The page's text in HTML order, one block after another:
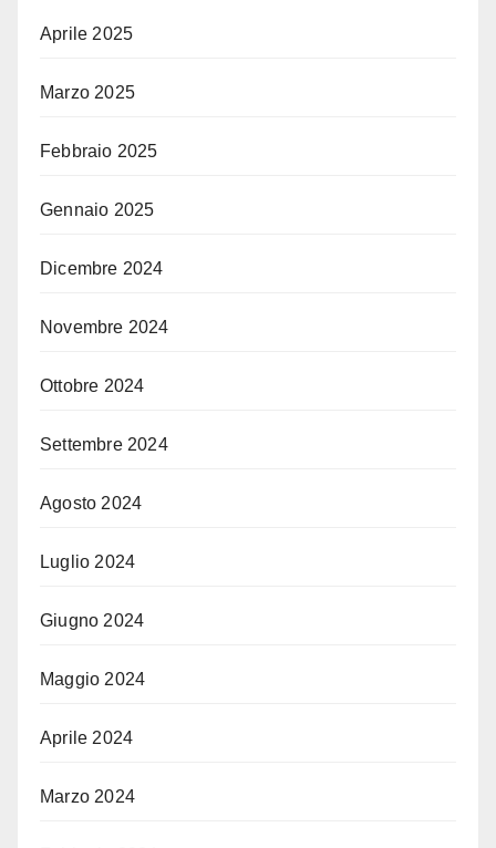
Aprile 2025
Marzo 2025
Febbraio 2025
Gennaio 2025
Dicembre 2024
Novembre 2024
Ottobre 2024
Settembre 2024
Agosto 2024
Luglio 2024
Giugno 2024
Maggio 2024
Aprile 2024
Marzo 2024